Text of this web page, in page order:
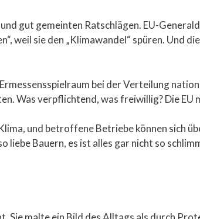
gut gemeinten Ratschlägen. EU-
weil sie den „Klimawandel“ spüren. Und
bei der Verteilung
Was verpflichtend, was freiwillig? Die EU
und betroffene Betriebe können sich
Bauern, es ist alles gar nicht so